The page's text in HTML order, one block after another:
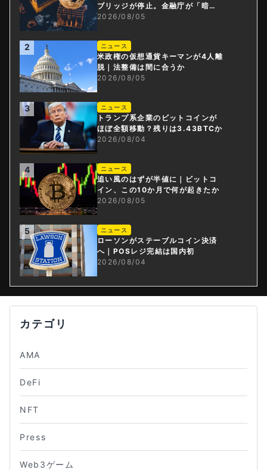
ブリッジが停止。金融庁が「暗号
資産・ステーブルコイン課」新設
2026/08/05
2 ニュース
米政権の仮想通貨キーマンが4人離
脱｜法整備は間に合うか
2026/08/05
3 ニュース
トランプ系企業のビットコインが
ほぼ全額移動？残りは3.43BTCか
2026/08/04
4 ニュース
追い風のはずが半値に｜ビットコ
イン、この10か月で何が起きたか
2026/08/05
5 ニュース
ローソンがステーブルコイン決済
へ｜POSレジ完結は国内初
2026/08/04
カテゴリ
AMA
DeFi
NFT
Press
Web3ゲーム